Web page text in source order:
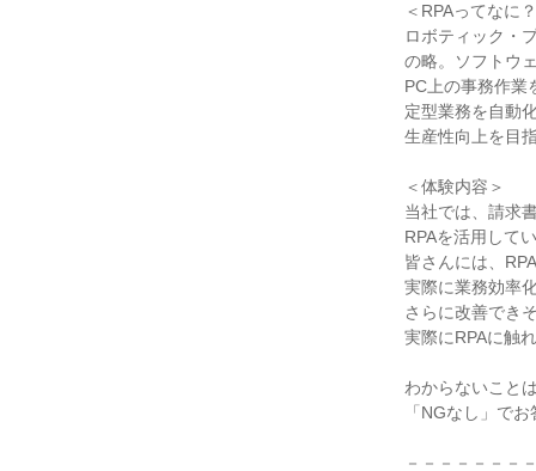
＜RPAってなに
ロボティック・
の略。ソフトウ
PC上の事務作業
定型業務を自動
生産性向上を目
＜体験内容＞
当社では、請求
RPAを活用して
皆さんには、
実際に業務効率
さらに改善でき
実際にRPAに触
わからないこと
「NGなし」で
－－－－－－－